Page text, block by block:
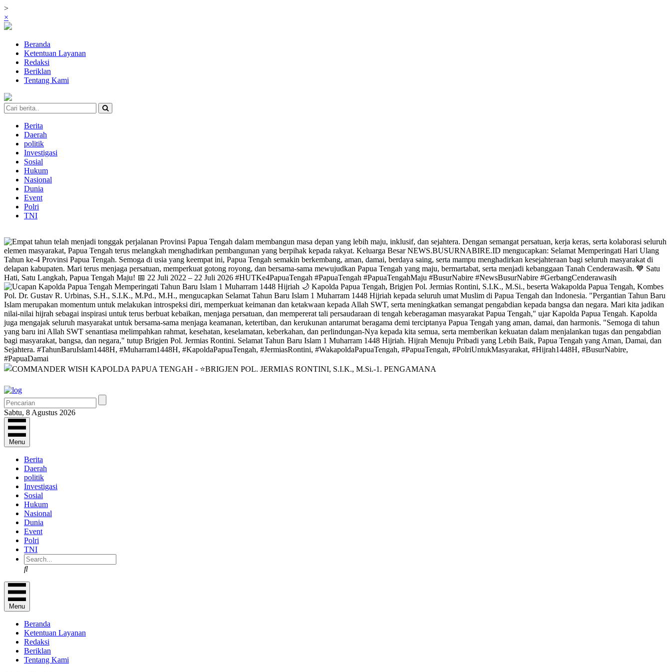
>
×
Beranda
Ketentuan Layanan
Redaksi
Beriklan
Tentang Kami
Berita
Daerah
politik
Investigasi
Sosial
Hukum
Nasional
Dunia
Event
Polri
TNI
Sabtu, 8 Agustus 2026
Menu
Berita
Daerah
politik
Investigasi
Sosial
Hukum
Nasional
Dunia
Event
Polri
TNI
Search
Menu
Beranda
Ketentuan Layanan
Redaksi
Beriklan
Tentang Kami